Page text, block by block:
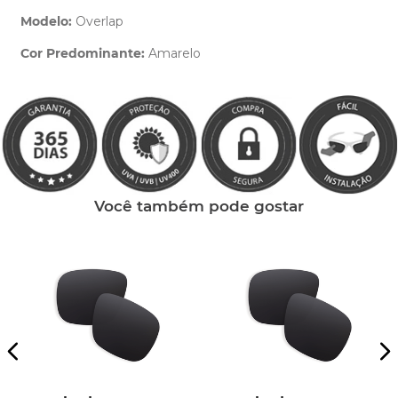
Modelo: Overlap
Cor Predominante: Amarelo
Você também pode gostar